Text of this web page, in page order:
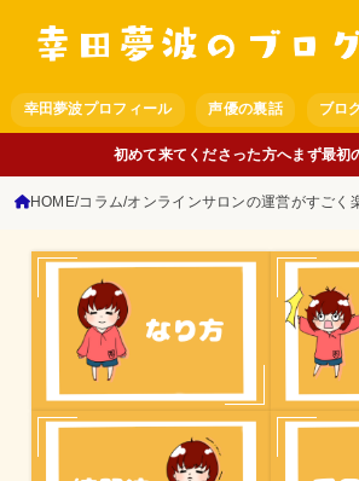
幸田夢波プロフィール 声優の裏話 ブロ
初めて来てくださった方へまず最初
HOME コラム オンラインサロンの運営がすごく